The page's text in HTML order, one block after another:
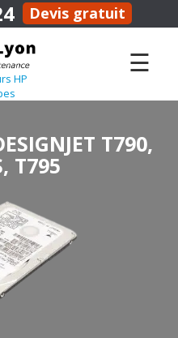
Devis gratuit
HP
☰
T790,
T795